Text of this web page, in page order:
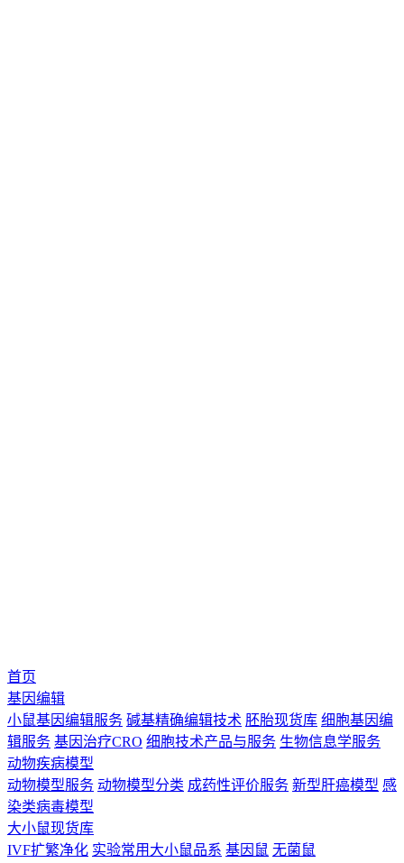
首页
基因编辑
小鼠基因编辑服务 碱基精确编辑技术 胚胎现货库 细胞基因编
辑服务 基因治疗CRO 细胞技术产品与服务 生物信息学服务
动物疾病模型
动物模型服务 动物模型分类 成药性评价服务 新型肝癌模型 感
染类病毒模型
大小鼠现货库
IVF扩繁净化 实验常用大小鼠品系 基因鼠 无菌鼠